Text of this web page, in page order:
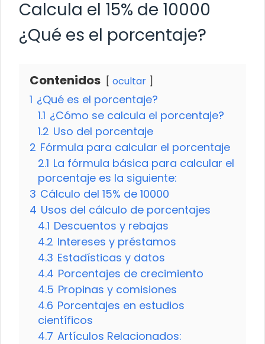
Calcula el 15% de 10000
¿Qué es el porcentaje?
Contenidos ocultar
1 ¿Qué es el porcentaje?
1.1 ¿Cómo se calcula el porcentaje?
1.2 Uso del porcentaje
2 Fórmula para calcular el porcentaje
2.1 La fórmula básica para calcular el
porcentaje es la siguiente:
3 Cálculo del 15% de 10000
4 Usos del cálculo de porcentajes
4.1 Descuentos y rebajas
4.2 Intereses y préstamos
4.3 Estadísticas y datos
4.4 Porcentajes de crecimiento
4.5 Propinas y comisiones
4.6 Porcentajes en estudios
científicos
4.7 Artículos Relacionados: